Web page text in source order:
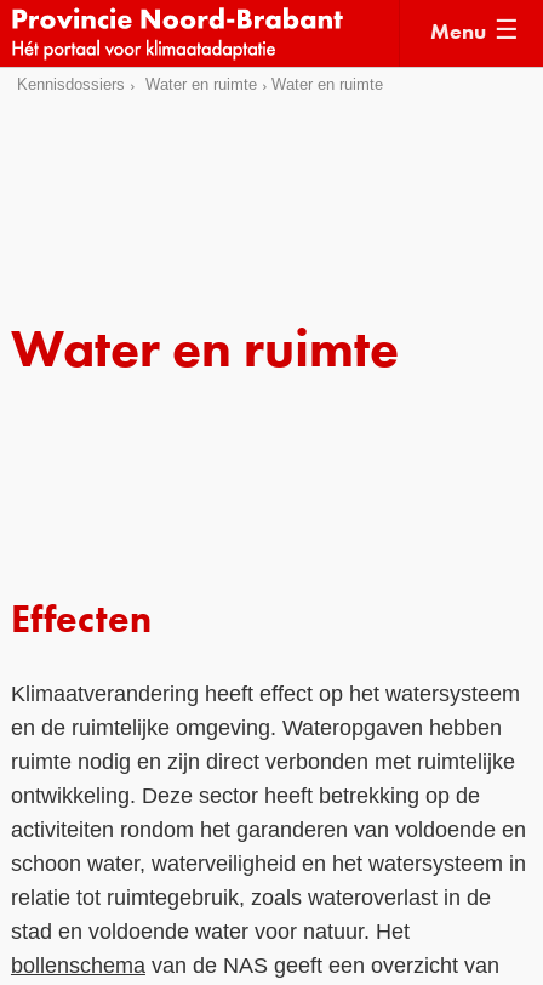
Sla
naar
de
Menu
Kennisdossiers Water en ruimte Water en ruimte
Water en ruimte
Effecten
Klimaatverandering heeft effect op het watersysteem
en de ruimtelijke omgeving. Wateropgaven hebben
ruimte nodig en zijn direct verbonden met ruimtelijke
ontwikkeling. Deze sector heeft betrekking op de
activiteiten rondom het garanderen van voldoende en
schoon water, waterveiligheid en het watersysteem in
relatie tot ruimtegebruik, zoals wateroverlast in de
stad en voldoende water voor natuur. Het
bollenschema van de NAS geeft een overzicht van
Actueel
Voorbeelden
LIFE-IP Klimaatadaptatie
Weerbaar Dommelland